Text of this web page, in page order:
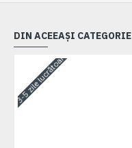
DIN ACEEAȘI CATEGORIE
3-5 zile lucrătoare